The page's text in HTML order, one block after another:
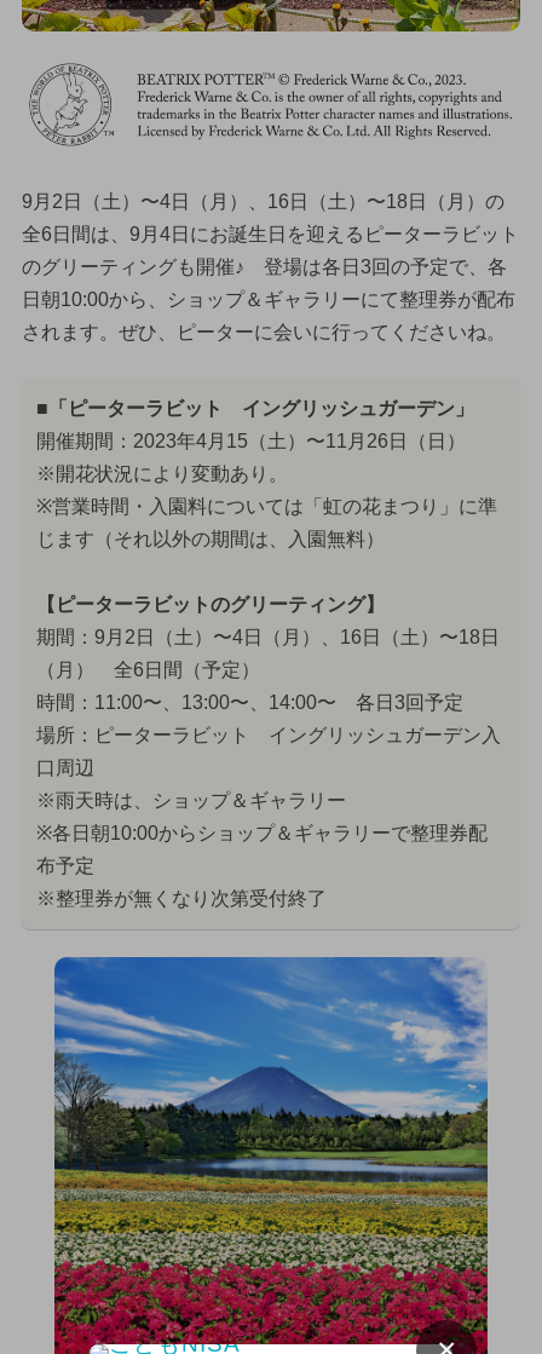
9月2日（土）〜4日（月）、16日（土）〜18日（月）の
全6日間は、9月4日にお誕生日を迎えるピーターラビット
のグリーティングも開催♪ 登場は各日3回の予定で、各
日朝10:00から、ショップ＆ギャラリーにて整理券が配布
されます。ぜひ、ピーターに会いに行ってくださいね。
■「ピーターラビット イングリッシュガーデン」
開催期間：2023年4月15（土）〜11月26日（日）
※開花状況により変動あり。
※営業時間・入園料については「虹の花まつり」に準
じます（それ以外の期間は、入園無料）
【ピーターラビットのグリーティング】
期間：9月2日（土）〜4日（月）、16日（土）〜18日
（月） 全6日間（予定）
時間：11:00〜、13:00〜、14:00〜 各日3回予定
場所：ピーターラビット イングリッシュガーデン入
口周辺
※雨天時は、ショップ＆ギャラリー
※各日朝10:00からショップ＆ギャラリーで整理券配
布予定
※整理券が無くなり次第受付終了